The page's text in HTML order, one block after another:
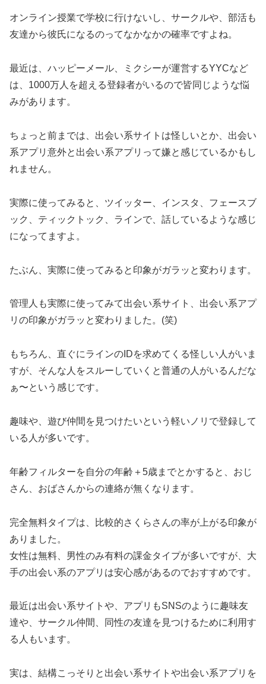
オンライン授業で学校に行けないし、サークルや、部活も
友達から彼氏になるのってなかなかの確率ですよね。
最近は、ハッピーメール、ミクシーが運営するYYCなど
は、1000万人を超える登録者がいるので皆同じような悩
みがあります。
ちょっと前までは、出会い系サイトは怪しいとか、出会い
系アプリ意外と出会い系アプリって嫌と感じているかもし
れません。
実際に使ってみると、ツイッター、インスタ、フェースブ
ック、ティックトック、ラインで、話しているような感じ
になってますよ。
たぶん、実際に使ってみると印象がガラッと変わります。
管理人も実際に使ってみて出会い系サイト、出会い系アプ
リの印象がガラッと変わりました。(笑)
もちろん、直ぐにラインのIDを求めてくる怪しい人がいま
すが、そんな人をスルーしていくと普通の人がいるんだな
ぁ〜という感じです。
趣味や、遊び仲間を見つけたいという軽いノリで登録して
いる人が多いです。
年齢フィルターを自分の年齢＋5歳までとかすると、おじ
さん、おばさんからの連絡が無くなります。
完全無料タイプは、比較的さくらさんの率が上がる印象が
ありました。
女性は無料、男性のみ有料の課金タイプが多いですが、大
手の出会い系のアプリは安心感があるのでおすすめです。
最近は出会い系サイトや、アプリもSNSのように趣味友
達や、サークル仲間、同性の友達を見つけるために利用す
る人もいます。
実は、結構こっそりと出会い系サイトや出会い系アプリを